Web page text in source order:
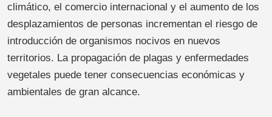
climático, el comercio internacional y el aumento de los
desplazamientos de personas incrementan el riesgo de
introducción de organismos nocivos en nuevos
territorios. La propagación de plagas y enfermedades
vegetales puede tener consecuencias económicas y
ambientales de gran alcance.